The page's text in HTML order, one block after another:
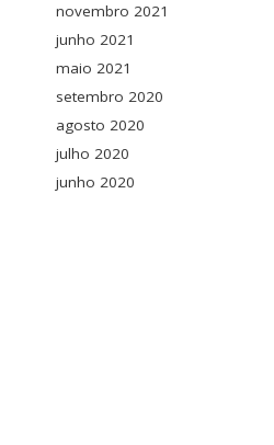
novembro 2021
junho 2021
maio 2021
setembro 2020
agosto 2020
julho 2020
junho 2020